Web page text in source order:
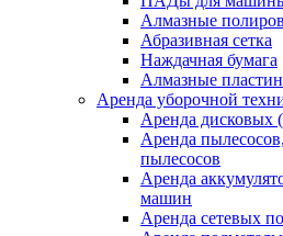
Алмазные
Абразивная сетка
Наждачная бумага
Алмазные
Аренда уборочной
Аренда дисковых
Аренда
пылесосов
Аренда
машин
Аренда сетевых